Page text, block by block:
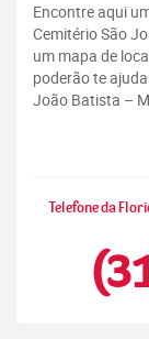
Encontre aqui
Cemitério São
um mapa de
poderão te
João Batista –
Telefone da